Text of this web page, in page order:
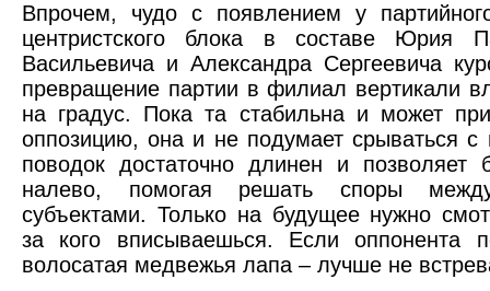
Впрочем, чудо с появлением у
центристского блока в составе Юрия
Васильевича и Александра Сергеевича
превращение партии в филиал вертикали
на градус. Пока та стабильна и может
оппозицию, она и не подумает срываться
поводок достаточно длинен и позволяет
налево, помогая решать споры
субъектами. Только на будущее нужно
за кого вписываешься. Если оппонента
волосатая медвежья лапа – лучше не